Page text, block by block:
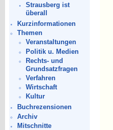
Strausberg ist
überall
Kurzinformationen
Themen
Veranstaltungen
Politik u. Medien
Rechts- und
Grundsatzfragen
Verfahren
Wirtschaft
Kultur
Buchrezensionen
Archiv
Mitschnitte